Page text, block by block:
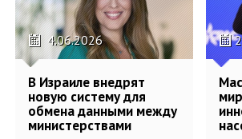
4.06.2026
В Израиле внедрят
новую систему для
обмена данными между
министерствами